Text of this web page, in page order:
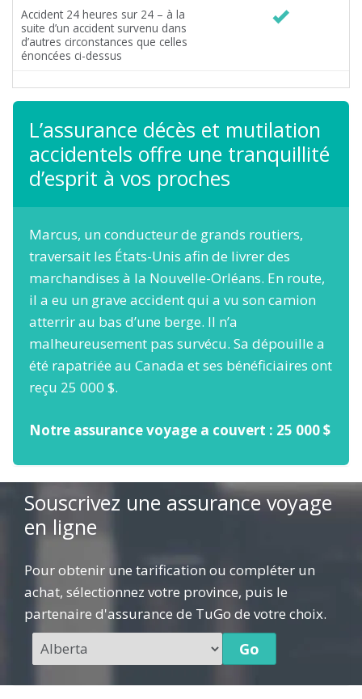
Accident 24 heures sur 24 – à la
suite d’un accident survenu dans
d’autres circonstances que celles
énoncées ci-dessus
L’assurance décès et mutilation
accidentels offre une tranquillité
d’esprit à vos proches
Marcus, un conducteur de grands routiers,
traversait les États-Unis afin de livrer des
marchandises à la Nouvelle-Orléans. En route,
il a eu un grave accident qui a vu son camion
atterrir au bas d’une berge. Il n’a
malheureusement pas survécu. Sa dépouille a
été rapatriée au Canada et ses bénéficiaires ont
reçu 25 000 $.
Notre assurance voyage a couvert : 25 000 $
Souscrivez une assurance voyage
en ligne
Pour obtenir une tarification ou compléter un
achat, sélectionnez votre province, puis le
partenaire d'assurance de TuGo de votre choix.